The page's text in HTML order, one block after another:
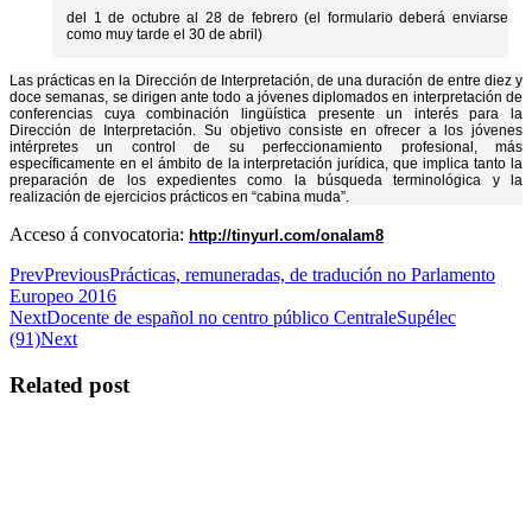
del 1 de octubre al 28 de febrero (el formulario deberá enviarse
como muy tarde el 30 de abril)
Las prácticas en la Dirección de Interpretación, de una duración de entre diez y
doce semanas, se dirigen ante todo a jóvenes diplomados en interpretación de
conferencias cuya combinación lingüística presente un interés para la
Dirección de Interpretación. Su objetivo consiste en ofrecer a los jóvenes
intérpretes un control de su perfeccionamiento profesional, más
específicamente en el ámbito de la interpretación jurídica, que implica tanto la
preparación de los expedientes como la búsqueda terminológica y la
realización de ejercicios prácticos en “cabina muda”.
Acceso á convocatoria: http://tinyurl.com/onalam8
PrevPreviousPrácticas, remuneradas, de tradución no Parlamento
Europeo 2016
NextDocente de español no centro público CentraleSupélec
(91)Next
Related post